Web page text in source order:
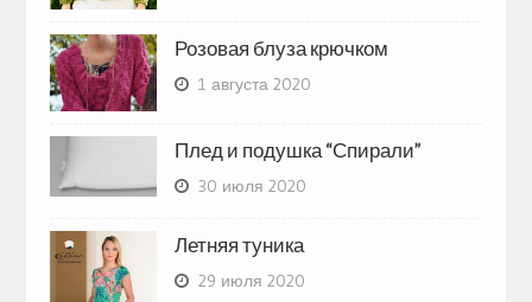
Розовая блуза крючком
1 августа 2020
Плед и подушка “Спирали”
30 июля 2020
Летняя туника
29 июля 2020